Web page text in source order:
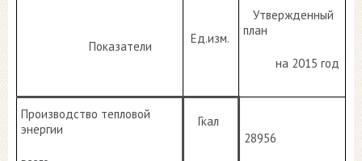
Показатели
Ед.изм.
Утвержденный
план
на 2015 год
Производство тепловой
энергии
Гкал
28956